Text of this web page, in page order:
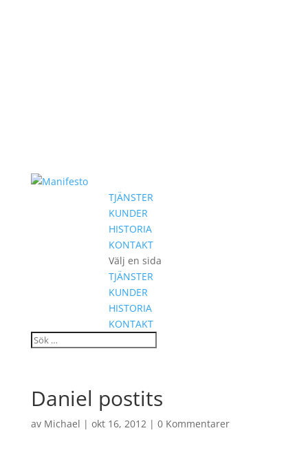
TJÄNSTER
KUNDER
HISTORIA
KONTAKT
Välj en sida
TJÄNSTER
KUNDER
HISTORIA
KONTAKT
Daniel postits
av Michael | okt 16, 2012| 0 Kommentarer